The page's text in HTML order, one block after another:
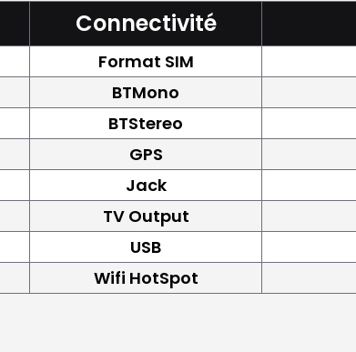
Connectivité
Format SIM
BTMono
BTStereo
GPS
Jack
TV Output
USB
Wifi HotSpot